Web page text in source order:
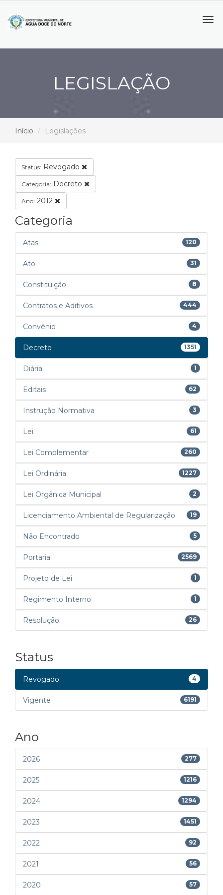
LEGISLAÇÃO
Início Legislações
Status: Revogado
Categoria: Decreto
Ano: 2012
Categoria
Atas 120
Ato 31
Constituição 8
Contratos e Aditivos 444
Convênio 4
Decreto 1351
Diária 1
Editais 62
Instrução Normativa 3
Lei 61
Lei Complementar 260
Lei Ordinária 1227
Lei Orgânica Municipal 2
Licenciamento Ambiental de Regularização 19
Não Encontrado 5
Portaria 2569
Projeto de Lei 1
Regimento Interno 1
Resolução 26
Status
Revogado 4
Vigente 6191
Ano
2026 277
2025 1216
2024 1294
2023 1451
2022 92
2021 56
2020 57